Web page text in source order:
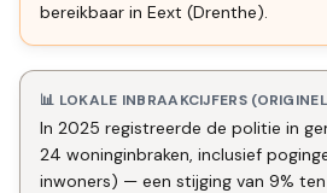
bereikbaar in Eext (Drenthe).
📊 LOKALE INBRAAKCIJFERS
In 2025 registreerde de politie in
24 woninginbraken, inclusief
inwoners) — een stijging van 9%